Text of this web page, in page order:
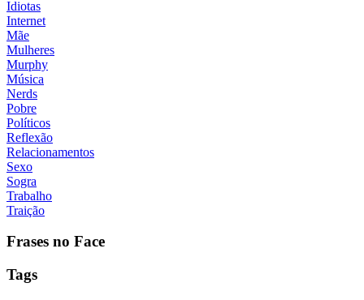
Idiotas
Internet
Mãe
Mulheres
Murphy
Música
Nerds
Pobre
Políticos
Reflexão
Relacionamentos
Sexo
Sogra
Trabalho
Traição
Frases no Face
Tags